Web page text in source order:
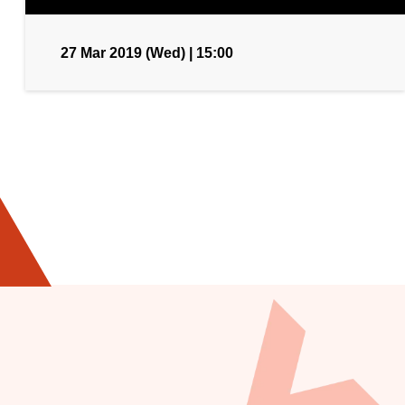
27 Mar 2019 (Wed) | 15:00